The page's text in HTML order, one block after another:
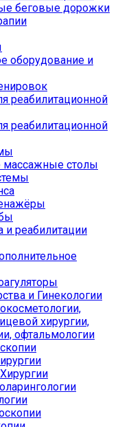
беговые дорожки
оборудование и
реабилитационной
реабилитационной
массажные столы
и реабилитации
и Гинекологии
хирургии,
офтальмологии